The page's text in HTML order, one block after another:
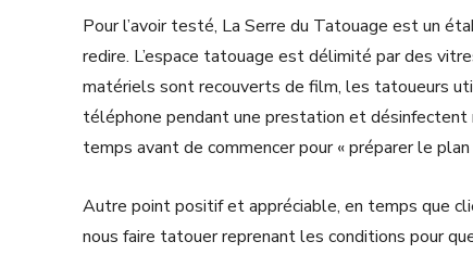
Pour l’avoir testé, La Serre du Tatouage est un
redire. L’espace tatouage est délimité par des
matériels sont recouverts de film, les tatoueurs
téléphone pendant une prestation et
temps avant de commencer pour « préparer le
Autre point positif et appréciable, en temps que
nous faire tatouer reprenant les conditions pour